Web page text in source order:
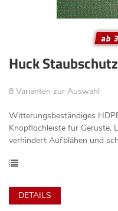
ab
Huck
8 Varianten zur Auswahl
Witterungsbeständiges
Knopflochleiste für Gerüste.
verhindert Aufblähen und
DETAILS